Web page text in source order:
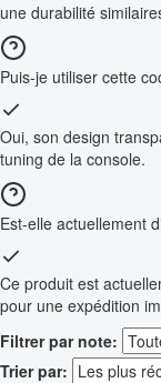
une durabilité
Puis-je utiliser cette
Oui, son design
tuning de la console.
Est-elle actuellement
Ce produit est
pour une expédition
Filtrer par note:
Trier par: